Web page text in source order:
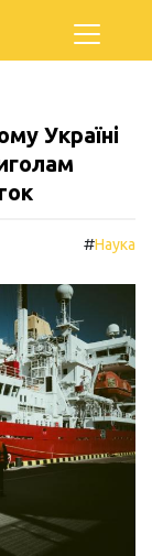
Україні
#Наука